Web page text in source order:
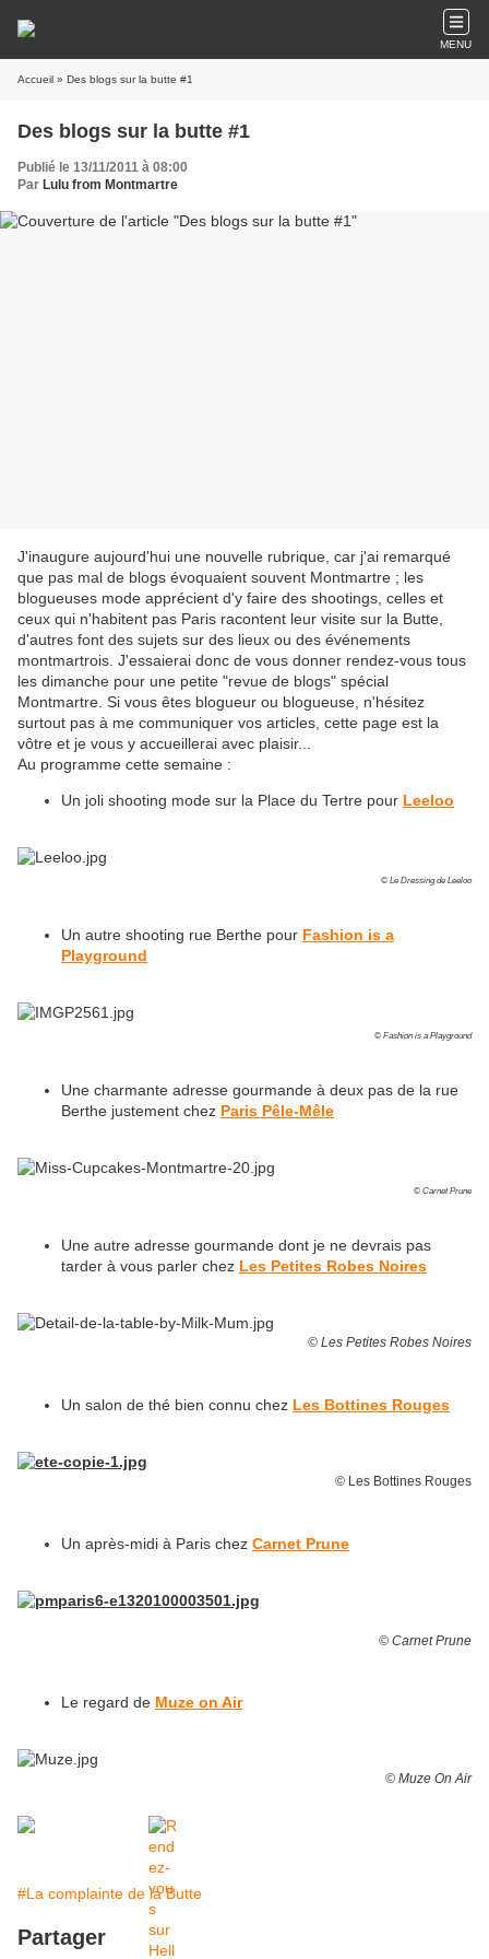
MENU
Accueil » Des blogs sur la butte #1
Des blogs sur la butte #1
Publié le 13/11/2011 à 08:00
Par Lulu from Montmartre
J'inaugure aujourd'hui une nouvelle rubrique, car j'ai remarqué
que pas mal de blogs évoquaient souvent Montmartre ; les
blogueuses mode apprécient d'y faire des shootings, celles et
ceux qui n'habitent pas Paris racontent leur visite sur la Butte,
d'autres font des sujets sur des lieux ou des événements
montmartrois. J'essaierai donc de vous donner rendez-vous tous
les dimanche pour une petite "revue de blogs" spécial
Montmartre. Si vous êtes blogueur ou blogueuse, n'hésitez
surtout pas à me communiquer vos articles, cette page est la
vôtre et je vous y accueillerai avec plaisir...
Au programme cette semaine :
Un joli shooting mode sur la Place du Tertre pour Leeloo
© Le Dressing de Leeloo
Un autre shooting rue Berthe pour Fashion is a
Playground
© Fashion is a Playground
Une charmante adresse gourmande à deux pas de la rue
Berthe justement chez Paris Pêle-Mêle
© Carnet Prune
Une autre adresse gourmande dont je ne devrais pas
tarder à vous parler chez Les Petites Robes Noires
© Les Petites Robes Noires
Un salon de thé bien connu chez Les Bottines Rouges
© Les Bottines Rouges
Un après-midi à Paris chez Carnet Prune
© Carnet Prune
Le regard de Muze on Air
© Muze On Air
#La complainte de la Butte
Partager